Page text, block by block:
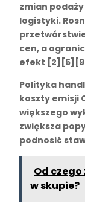
zmian
logistyki.
cen, a
efekt
Polityka
koszty emisji
większego
zwiększa
podnosić
Od
w skupie?